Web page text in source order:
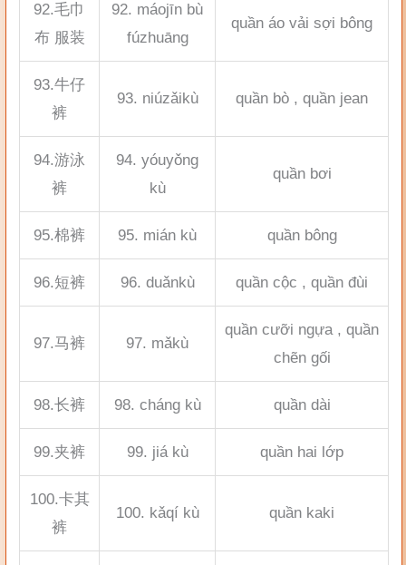
92.毛巾
布 服装
92. máojīn bù
fúzhuāng
quần áo vải sợi bông
93.牛仔
裤
93. niúzǎikù quần bò , quần jean
94.游泳
裤
94. yóuyǒng
kù
quần bơi
95.棉裤 95. mián kù quần bông
96.短裤 96. duǎnkù quần cộc , quần đùi
97.马裤 97. mǎkù
quần cưỡi ngựa , quần
chẽn gối
98.长裤 98. cháng kù quần dài
99.夹裤 99. jiá kù quần hai lớp
100.卡其
裤
100. kǎqí kù quần kaki